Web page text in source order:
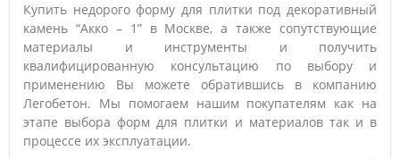
Купить недорого форму для плитки под декоративный
камень “Акко – 1” в Москве, а также сопутствующие
материалы и инструменты и получить
квалифицированную консультацию по выбору и
применению Вы можете обратившись в компанию
Легобетон. Мы помогаем нашим покупателям как на
этапе выбора форм для плитки и материалов так и в
процессе их эксплуатации.